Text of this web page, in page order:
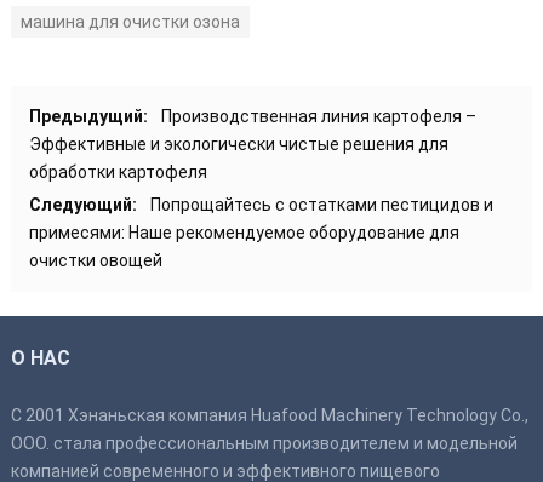
машина для очистки озона
Предыдущий:
Производственная линия картофеля –
Эффективные и экологически чистые решения для
обработки картофеля
Следующий:
Попрощайтесь с остатками пестицидов и
примесями: Наше рекомендуемое оборудование для
очистки овощей
О НАС
С 2001 Хэнаньская компания Huafood Machinery Technology Co.,
ООО. стала профессиональным производителем и модельной
компанией современного и эффективного пищевого